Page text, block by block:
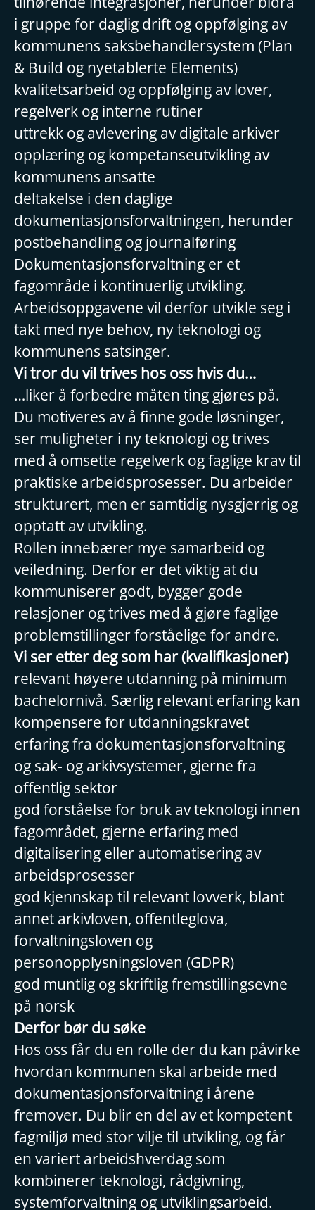
i gruppe for daglig drift og oppfølging av
kommunens saksbehandlersystem (Plan
& Build og nyetablerte Elements)
kvalitetsarbeid og oppfølging av lover,
regelverk og interne rutiner
uttrekk og avlevering av digitale arkiver
opplæring og kompetanseutvikling av
kommunens ansatte
deltakelse i den daglige
dokumentasjonsforvaltningen, herunder
postbehandling og journalføring
Dokumentasjonsforvaltning er et
fagområde i kontinuerlig utvikling.
Arbeidsoppgavene vil derfor utvikle seg i
takt med nye behov, ny teknologi og
kommunens satsinger.
Vi tror du vil trives hos oss hvis du…
…liker å forbedre måten ting gjøres på.
Du motiveres av å finne gode løsninger,
ser muligheter i ny teknologi og trives
med å omsette regelverk og faglige krav til
praktiske arbeidsprosesser. Du arbeider
strukturert, men er samtidig nysgjerrig og
opptatt av utvikling.
Rollen innebærer mye samarbeid og
veiledning. Derfor er det viktig at du
kommuniserer godt, bygger gode
relasjoner og trives med å gjøre faglige
problemstillinger forståelige for andre.
Vi ser etter deg som har (kvalifikasjoner)
relevant høyere utdanning på minimum
bachelornivå. Særlig relevant erfaring kan
kompensere for utdanningskravet
erfaring fra dokumentasjonsforvaltning
og sak- og arkivsystemer, gjerne fra
offentlig sektor
god forståelse for bruk av teknologi innen
fagområdet, gjerne erfaring med
digitalisering eller automatisering av
arbeidsprosesser
god kjennskap til relevant lovverk, blant
annet arkivloven, offentleglova,
forvaltningsloven og
personopplysningsloven (GDPR)
god muntlig og skriftlig fremstillingsevne
på norsk
Derfor bør du søke
Hos oss får du en rolle der du kan påvirke
hvordan kommunen skal arbeide med
dokumentasjonsforvaltning i årene
fremover. Du blir en del av et kompetent
fagmiljø med stor vilje til utvikling, og får
en variert arbeidshverdag som
kombinerer teknologi, rådgivning,
systemforvaltning og utviklingsarbeid.